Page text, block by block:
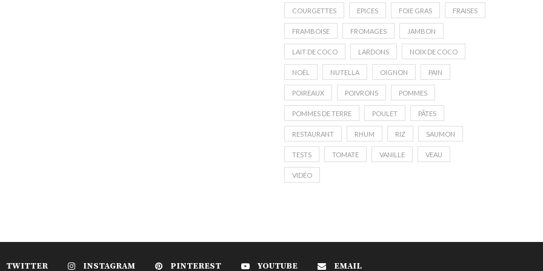
COURGETTES EPICES FOIE GRAS FRAISES
FRAMBOISE FROMAGES JAMBON
LAIT DE COCO LARDONS NOIX DE COCO
NOËL NUTELLA OIGNON PAIN
POIREAUX POIVRONS POMMES
POMMES DE TERRE POULET PÂTES
RESTAURANT RHUM RIZ SAUMON
TESTS TOMATE VANILLE VEAU
VIDÉO
TWITTER INSTAGRAM PINTEREST YOUTUBE EMAIL